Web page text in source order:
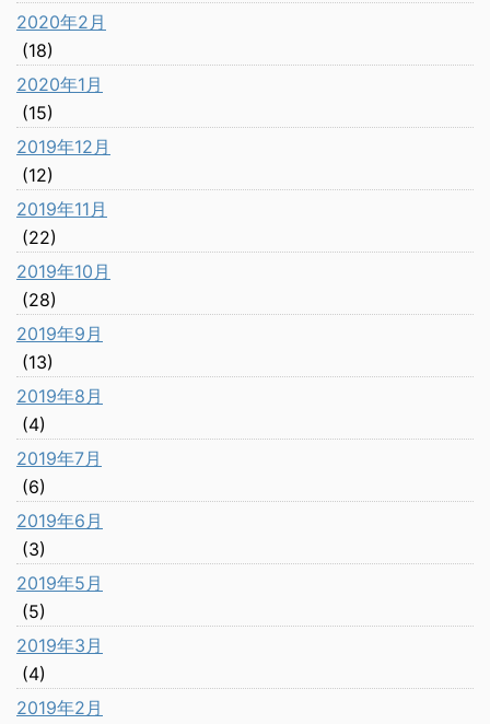
2020年2月
(18)
2020年1月
(15)
2019年12月
(12)
2019年11月
(22)
2019年10月
(28)
2019年9月
(13)
2019年8月
(4)
2019年7月
(6)
2019年6月
(3)
2019年5月
(5)
2019年3月
(4)
2019年2月